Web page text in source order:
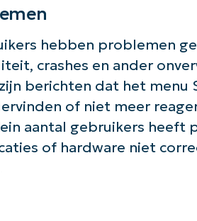
hebben problemen
crashes en ander
berichten dat het
of niet meer
aantal gebruikers heeft
of hardware niet